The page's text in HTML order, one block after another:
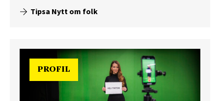
Tipsa Nytt om folk
PROFIL